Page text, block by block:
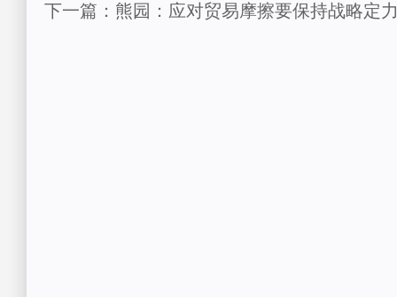
下一篇：熊园：应对贸易摩擦要保持战略定